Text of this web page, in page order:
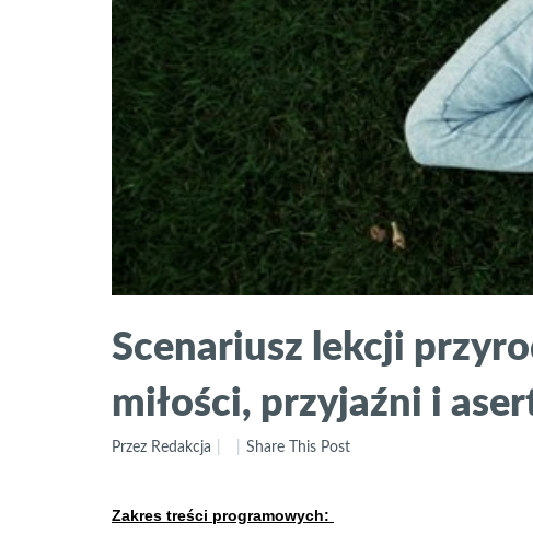
Scenariusz lekcji
miłości, przyjaźni i
Przez Redakcja Share This Post
Zakres treści programowych: